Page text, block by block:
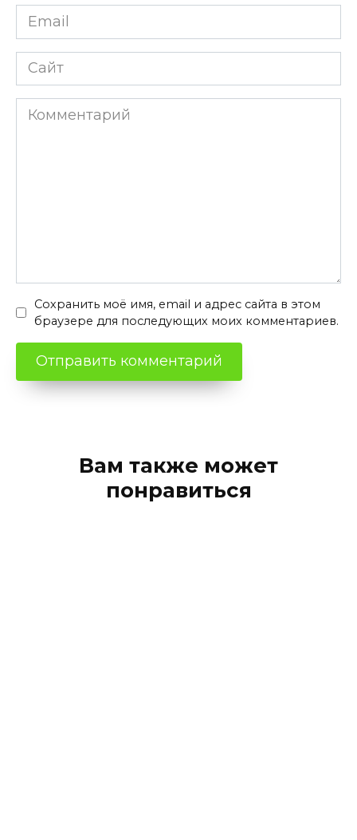
Email
*
Сайт
Комментарий
Сохранить моё имя, email и адрес сайта в этом
браузере для последующих моих комментариев.
Вам также может
понравиться